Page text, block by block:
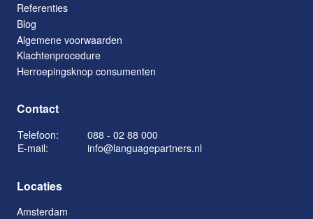
Referenties
Blog
Algemene voorwaarden
Klachtenprocedure
Herroepingsknop consumenten
Contact
Telefoon:
088 - 02 88 000
E-mail:
info@languagepartners.nl
Locaties
Amsterdam